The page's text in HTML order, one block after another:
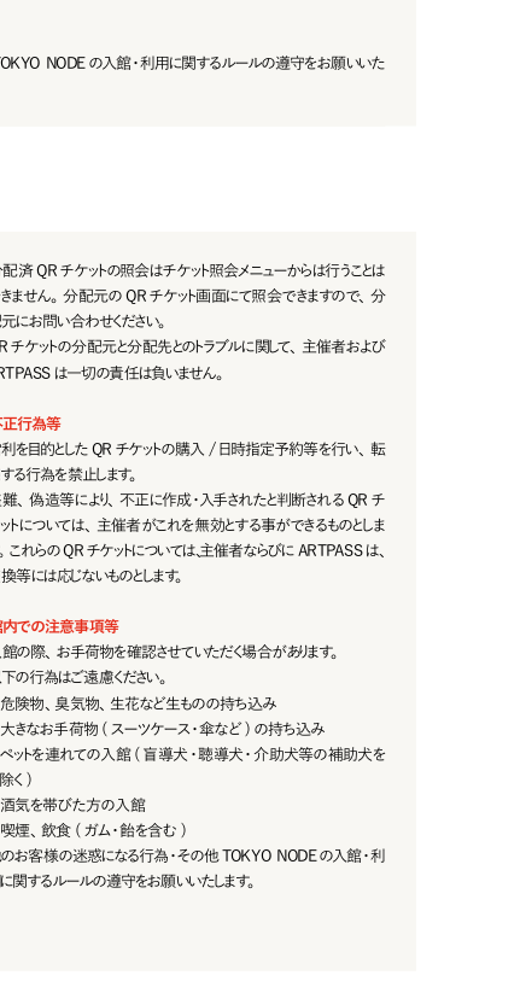
NODEの入館・利用に関するルールの遵守をお願いいた
済 Q R チ ケ ット の 照 会 は チ ケ ット 照 会 メニ ュー か ら は 行 うことは
ません。分 配 元の QR チケット画 面にて照 会 できますので、分
元にお問い合 わせください。
チケットの分配元と分配先とのトラブルに関して、主催者および
は一切の責任は負いません。
行為等
を 目 的 とし た Q R チ ケ ット の 購 入 / 日 時 指 定 予 約 等 を 行 い 、転
る行為を禁止します。
、偽造等により、不正に作成・入手されたと判断される QR チ
トについては、主催者がこれを無効とする事ができるものとしま
これらの QR チケットについては、主催者ならびに ARTPASS は、
等 には 応じな いものとします。
での注意事項等
の際、お手荷物を確認させていただく場合があります。
の行為はご 遠 慮ください。
危険物、臭気物、生花など生ものの持ち込み
大きなお手荷物 ( スーツケース・傘など ) の持ち込 み
ペットを連れての入館( 盲導犬・聴導犬・介助犬等の補助犬を
除く)
酒気を帯びた方の入館
喫 煙 、飲 食 ( ガム・飴を含 む )
お客様の迷惑になる行為・その他 TOKYO NODEの入館・利
関するルールの遵守をお願いいたします。